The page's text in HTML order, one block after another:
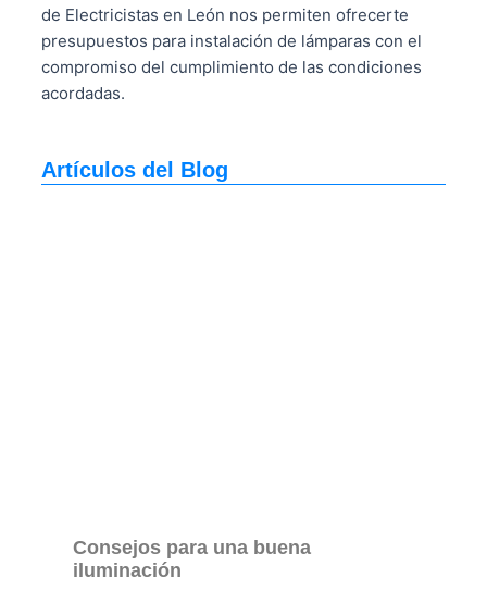
de Electricistas en León nos permiten ofrecerte
presupuestos para instalación de lámparas con el
compromiso del cumplimiento de las condiciones
acordadas.
Artículos del Blog
Consejos para una buena
iluminación